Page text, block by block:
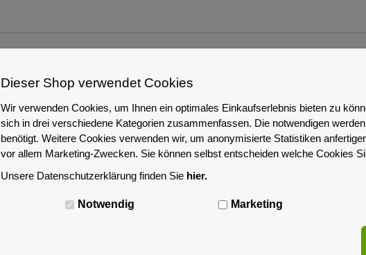
Dieser Shop verwendet Cookies
Wir verwenden Cookies, um Ihnen ein optimales Einkaufserlebnis bieten zu
sich in drei verschiedene Kategorien zusammenfassen. Die notwendigen
benötigt. Weitere Cookies verwenden wir, um anonymisierte Statistiken
vor allem Marketing-Zwecken. Sie können selbst entscheiden welche Cookies
Unsere Datenschutzerklärung finden Sie hier.
Notwendig Marketing